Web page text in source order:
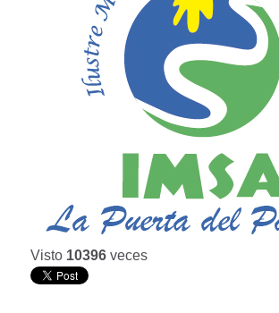
Visto 10396 veces